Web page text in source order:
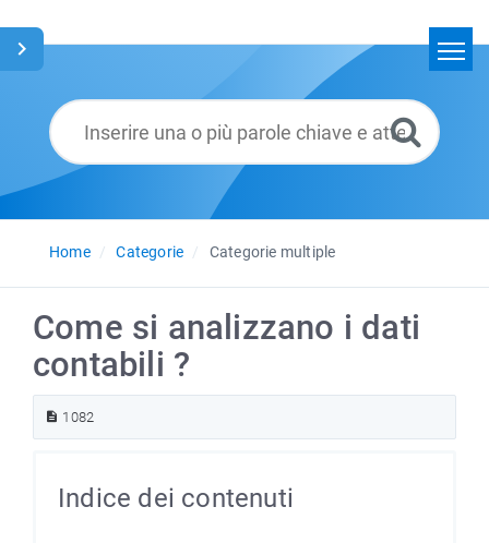
Glossario
Italiano
Home
Categorie Categorie multiple
Come si analizzano i dati
contabili ?
1082
Indice dei contenuti